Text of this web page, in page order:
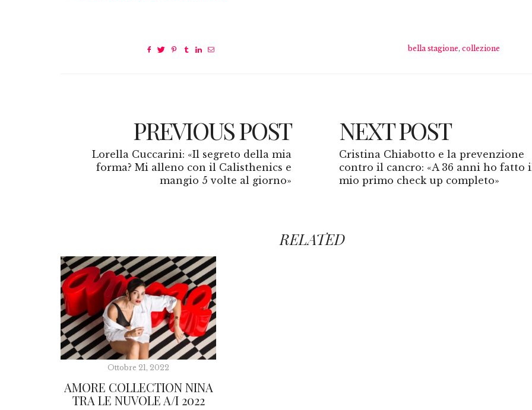
bella stagione, collezione
PREVIOUS POST
Lorella Cuccarini: «Il segreto della mia
forma? Mi alleno con il Calisthenics e
mangio 5 volte al giorno»
NEXT POST
Cristina Chiabotto e la prevenzione
contro il cancro: «A 36 anni ho fatto
mio primo check up completo»
RELATED
Ottobre 21, 2022
AMORE COLLECTION NINA
TRA LE NUVOLE A/I 2022